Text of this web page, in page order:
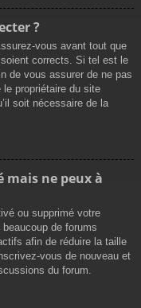
?
vous avant tout que
corrects. Si tel est le
de vous assurer de ne pas
propriétaire du site
soit nécessaire de la
mais ne peux à
ou supprimé votre
de forums
afin de réduire la taille
vous de nouveau et
du forum.